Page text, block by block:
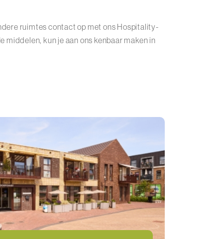
ruimtes contact op met ons Hospitality-
middelen, kun je aan ons kenbaar maken in